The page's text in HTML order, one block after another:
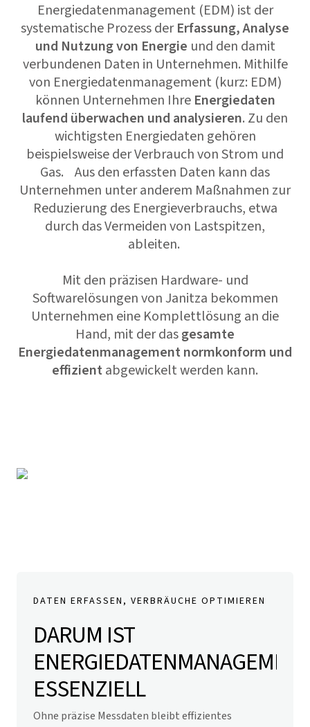
Energiedatenmanagement (EDM) ist der
systematische Prozess derErfassung, Analyse
und Nutzung von Energie und den damit
verbundenen Daten in Unternehmen. Mithilfe
von Energiedatenmanagement (kurz: EDM)
können Unternehmen Ihre Energiedaten
laufend überwachen und analysieren. Zu den
wichtigsten Energiedaten gehören
beispielsweise der Verbrauch von Strom und
Gas. Aus den erfassten Daten kann das
Unternehmen unter anderem Maßnahmen zur
Reduzierung des Energieverbrauchs, etwa
durch das Vermeiden von Lastspitzen,
ableiten.
Mit den präzisen Hardware- und
Softwarelösungen von Janitza bekommen
Unternehmen eine Komplettlösung an die
Hand, mit der dasgesamte
Energiedatenmanagementnormkonform und
effizientabgewickelt werden kann.
DATEN ERFASSEN, VERBRÄUCHE OPTIMIEREN
DARUM IST
ESSENZIELL
Ohne präzise Messdaten bleibt effizientes